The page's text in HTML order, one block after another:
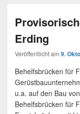
Erding
Veröffentlicht am 9.
Behelfsbrücken für
u.a. auf den Bau
Behelfsbrücken für